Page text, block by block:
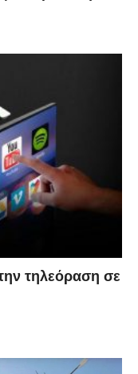
τηλεόραση σε